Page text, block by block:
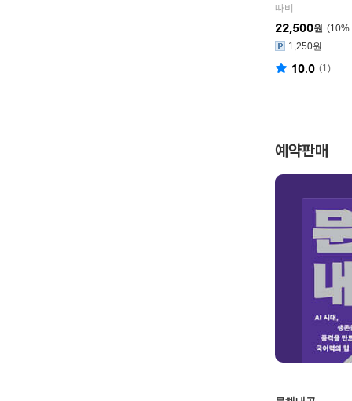
따비
10%
22,500원
1,250원
10.0 (1)
예약판매